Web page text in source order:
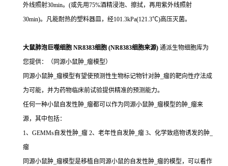
外线照射30min。(或先用75%酒精浸泡、擦拭，再用紫外线照射
30min)。凡能耐热的塑料器皿，经101.3kPa(121.3℃)高压灭菌。
大鼠肺泡巨噬细胞 NR8383细胞 (NR8383细胞来源) 通派生物细胞库为
您提供：（同源小鼠肿_瘤模型）
同源小鼠肿_瘤模型有望使预测性生物标记物针对肿_瘤的靶向性疗法成
为可能，并为药物临床前试验提供精准的预测能力。
任何一种小鼠自发性肿_瘤都可以作为同源小鼠肿_瘤模型的肿_瘤来
源，其中包括：
1、GEMMs自发性肿_瘤 2、老年性自发肿_瘤 3、化学致癌物诱发的肿_
瘤
同源小鼠肿_瘤模型是移植自同源小鼠的自发性肿_瘤的模型，可以看作